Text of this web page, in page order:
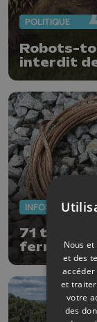
POLITIQUE
Robots-
interdit
INFOS
71
Liège
Nous
et des
et
votre
des